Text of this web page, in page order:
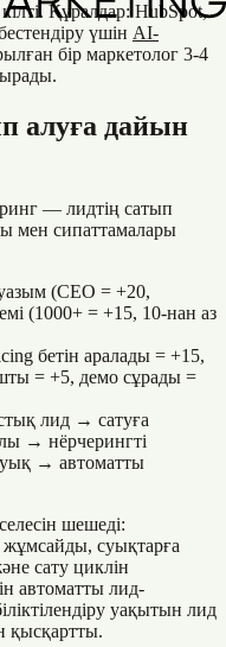
Құралдар: HubSpot,
үшін AI-
бір маркетолог 3-4
алуға дайын
— лидтің сатып
мен сипаттамалары
(CEO = +20,
(1000+ = +15, 10-нан аз
бетін аралады = +15,
= +5, демо сұрады =
лид → сатуға
→ нёрчерингті
→ автоматты
шешеді:
суықтарға
сату циклін
автоматты лид-
уақытын лид
қысқартты.